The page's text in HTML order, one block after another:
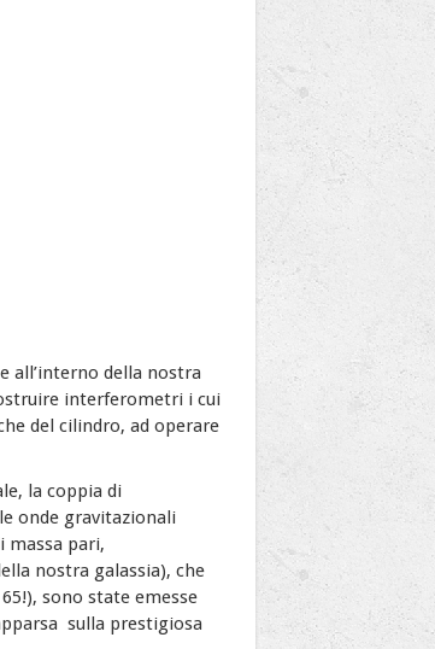
all’interno della nostra
interferometri i cui
del cilindro, ad operare
la coppia di
onde gravitazionali
massa pari,
nostra galassia), che
sono state emesse
sulla prestigiosa